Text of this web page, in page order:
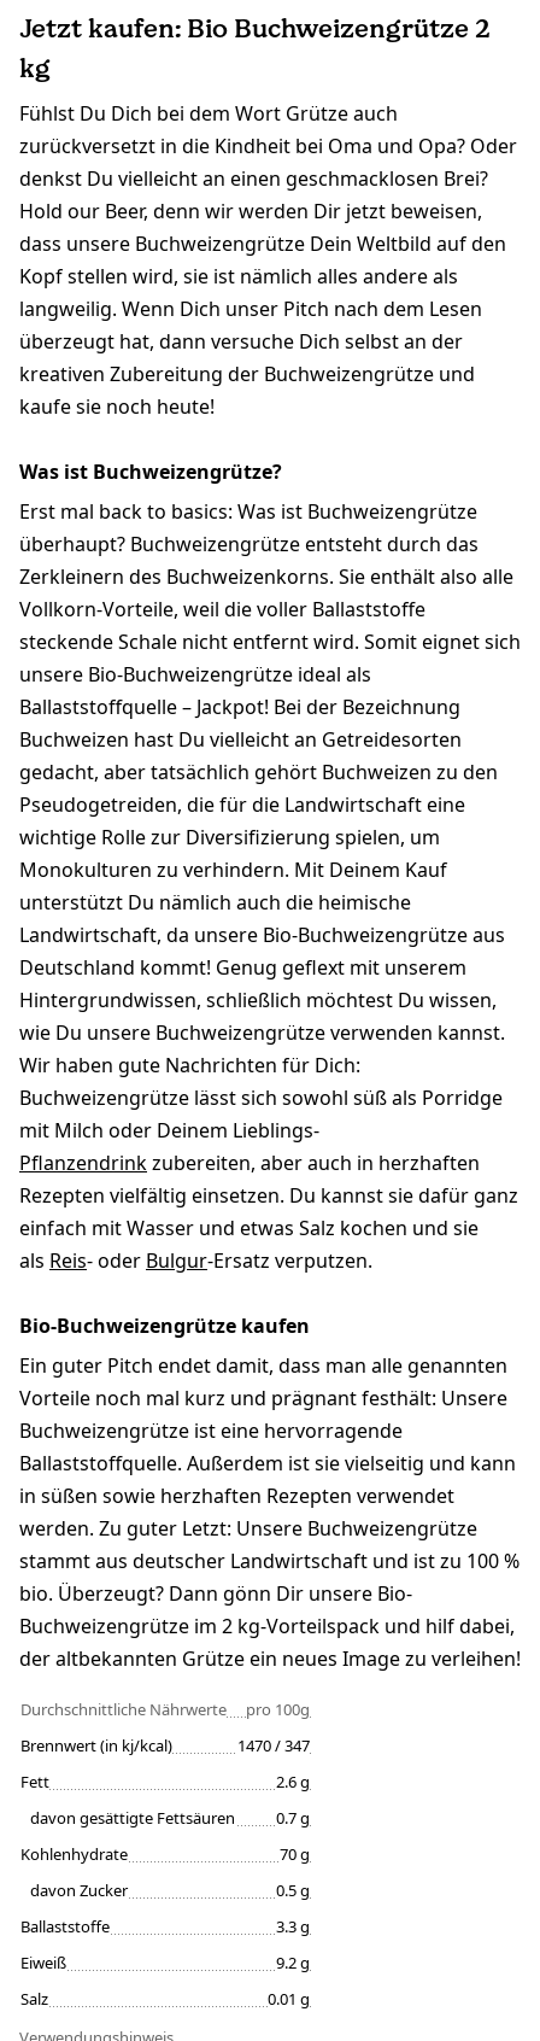
Jetzt kaufen: Bio Buchweizengrütze 2
kg
Fühlst Du Dich bei dem Wort Grütze auch
zurückversetzt in die Kindheit bei Oma und Opa? Oder
denkst Du vielleicht an einen geschmacklosen Brei?
Hold our Beer, denn wir werden Dir jetzt beweisen,
dass unsere Buchweizengrütze Dein Weltbild auf den
Kopf stellen wird, sie ist nämlich alles andere als
langweilig. Wenn Dich unser Pitch nach dem Lesen
überzeugt hat, dann versuche Dich selbst an der
kreativen Zubereitung der Buchweizengrütze und
kaufe sie noch heute!
Was ist Buchweizengrütze?
Erst mal back to basics: Was ist Buchweizengrütze
überhaupt? Buchweizengrütze entsteht durch das
Zerkleinern des Buchweizenkorns. Sie enthält also alle
Vollkorn-Vorteile, weil die voller Ballaststoffe
steckende Schale nicht entfernt wird. Somit eignet sich
unsere Bio-Buchweizengrütze ideal als
Ballaststoffquelle – Jackpot! Bei der Bezeichnung
Buchweizen hast Du vielleicht an Getreidesorten
gedacht, aber tatsächlich gehört Buchweizen zu den
Pseudogetreiden, die für die Landwirtschaft eine
wichtige Rolle zur Diversifizierung spielen, um
Monokulturen zu verhindern. Mit Deinem Kauf
unterstützt Du nämlich auch die heimische
Landwirtschaft, da unsere Bio-Buchweizengrütze aus
Deutschland kommt! Genug geflext mit unserem
Hintergrundwissen, schließlich möchtest Du wissen,
wie Du unsere Buchweizengrütze verwenden kannst.
Wir haben gute Nachrichten für Dich:
Buchweizengrütze lässt sich sowohl süß als Porridge
mit Milch oder Deinem Lieblings-
Pflanzendrinkzubereiten, aber auch in herzhaften
Rezepten vielfältig einsetzen. Du kannst sie dafür ganz
einfach mit Wasser und etwas Salz kochen und sie
als Reis- oder Bulgur-Ersatz verputzen.
Bio-Buchweizengrütze kaufen
Ein guter Pitch endet damit, dass man alle genannten
Vorteile noch mal kurz und prägnant festhält: Unsere
Buchweizengrütze ist eine hervorragende
Ballaststoffquelle. Außerdem ist sie vielseitig und kann
in süßen sowie herzhaften Rezepten verwendet
werden. Zu guter Letzt: Unsere Buchweizengrütze
stammt aus deutscher Landwirtschaft und ist zu 100 %
bio. Überzeugt? Dann gönn Dir unsere Bio-
Buchweizengrütze im 2 kg-Vorteilspack und hilf dabei,
der altbekannten Grütze ein neues Image zu verleihen!
Durchschnittliche Nährwerte
pro 100g
Brennwert (in kj/kcal)
1470 / 347
Fett
2.6 g
davon gesättigte Fettsäuren
0.7 g
Kohlenhydrate
70 g
davon Zucker
0.5 g
Ballaststoffe
3.3 g
Eiweiß
9.2 g
Salz
0.01 g